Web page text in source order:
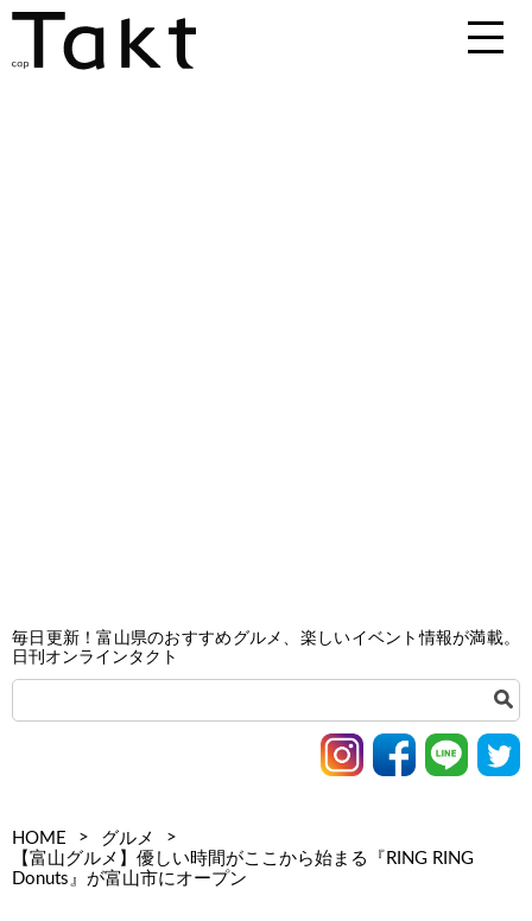
毎日更新！富山県のおすすめグルメ、楽しいイベント情報が満載。
日刊オンラインタクト
HOME > グルメ
>
【富山グルメ】優しい時間がここから始まる『RING RING
Donuts』が富山市にオープン